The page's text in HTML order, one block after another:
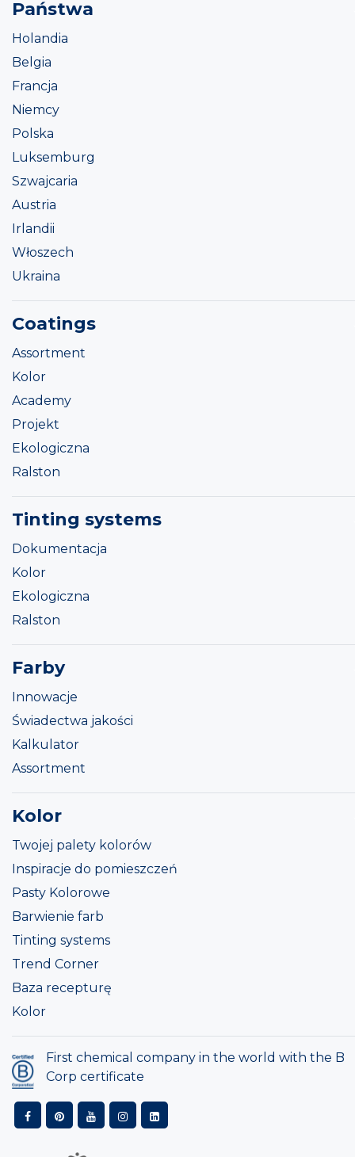
Państwa
Holandia
Belgia
Francja
Niemcy
Polska
Luksemburg
Szwajcaria
Austria
Irlandii
Włoszech
Ukraina
Coatings
Assortment
Kolor
Academy
Projekt
Ekologiczna
Ralston
Tinting systems
Dokumentacja
Kolor
Ekologiczna
Ralston
Farby
Innowacje
Świadectwa jakości
Kalkulator
Assortment
Kolor
Twojej palety kolorów
Inspiracje do pomieszczeń
Pasty Kolorowe
Barwienie farb
Tinting systems
Trend Corner
Baza recepturę
Kolor
First chemical company in the world with the B
Corp certificate